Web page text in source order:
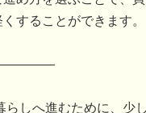
することができます。
しへ進むために、少